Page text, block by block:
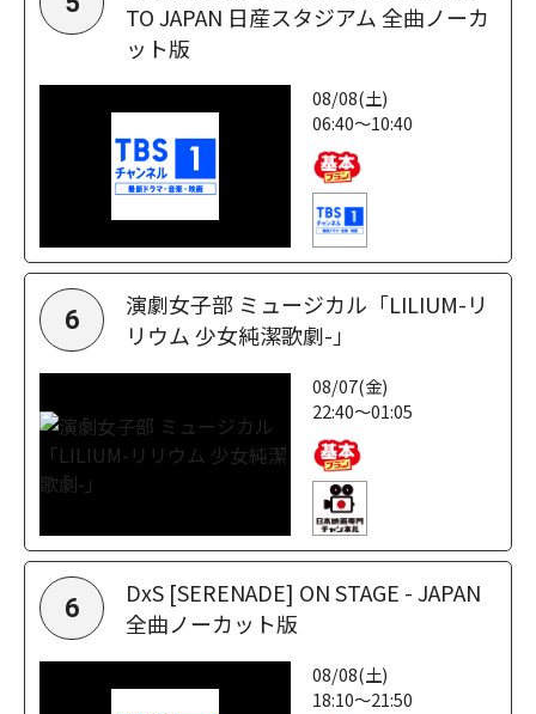
TO JAPAN 日産スタジアム 全曲ノーカ
ット版
08/08(土)
06:40～10:40
6
演劇女子部 ミュージカル「LILIUM-リ
リウム 少女純潔歌劇-」
08/07(金)
22:40～01:05
6
DxS [SERENADE] ON STAGE - JAPAN
全曲ノーカット版
08/08(土)
18:10～21:50